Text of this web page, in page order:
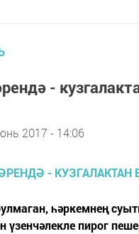
-
2017 - 14:06
һәркемнең
үзенчәлекле пирог